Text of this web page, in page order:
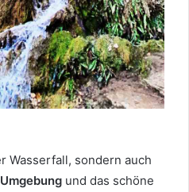
Wasserfall, sondern auch
und das schöne